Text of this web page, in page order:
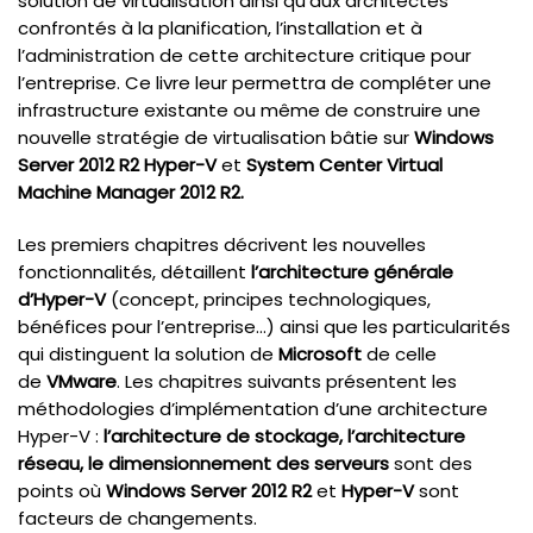
confrontés à la planification, l’installation et à
l’administration de cette architecture critique pour
l’entreprise. Ce livre leur permettra de compléter une
infrastructure existante ou même de construire une
nouvelle stratégie de virtualisation bâtie surWindows
Server 2012 R2 Hyper-Vet System Center Virtual
Machine Manager 2012 R2.
Les premiers chapitres décrivent les nouvelles
fonctionnalités, détaillent l’architecture générale
d’Hyper-V(concept, principes technologiques,
bénéfices pour l’entreprise…) ainsi que les particularités
qui distinguent la solution de Microsoftde celle
de VMware. Les chapitres suivants présentent les
méthodologies d’implémentation d’une architecture
Hyper-V : l’architecture de stockage, l’architecture
réseau, le dimensionnement des serveurssont des
points oùWindows Server 2012 R2et Hyper-Vsont
facteurs de changements.